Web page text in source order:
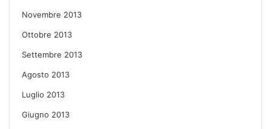
Novembre 2013
Ottobre 2013
Settembre 2013
Agosto 2013
Luglio 2013
Giugno 2013